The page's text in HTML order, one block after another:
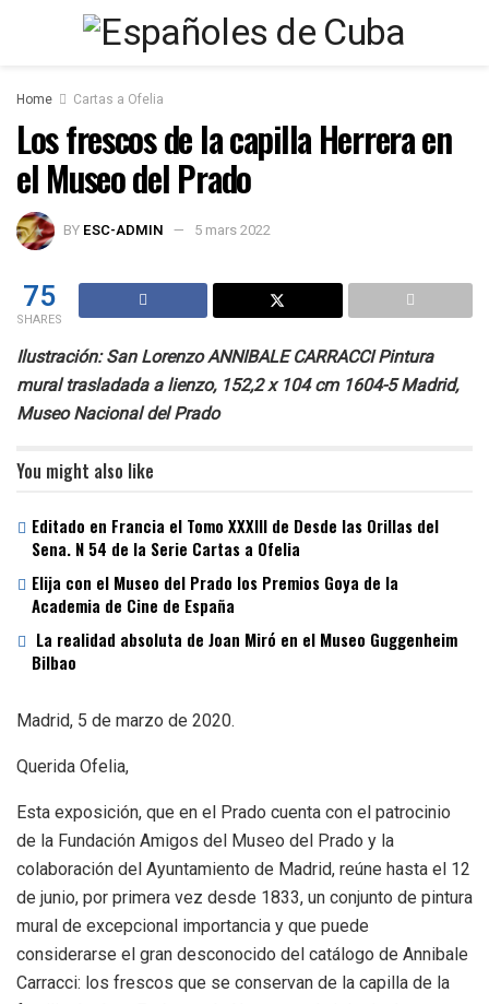
Home Cartas a Ofelia
Los frescos de la capilla Herrera en
el Museo del Prado
BY ESC-ADMIN 5 mars 2022
75
SHARES
Ilustración: San Lorenzo ANNIBALE CARRACCI Pintura
mural trasladada a lienzo, 152,2 x 104 cm 1604-5 Madrid,
Museo Nacional del Prado
You might also like
Editado en Francia el Tomo XXXIII de Desde las Orillas del
Sena. N 54 de la Serie Cartas a Ofelia
Elija con el Museo del Prado los Premios Goya de la
Academia de Cine de España
La realidad absoluta de Joan Miró en el Museo Guggenheim
Bilbao
Madrid, 5 de marzo de 2020.
Querida Ofelia,
Esta exposición, que en el Prado cuenta con el patrocinio
de la Fundación Amigos del Museo del Prado y la
colaboración del Ayuntamiento de Madrid, reúne hasta el 12
de junio, por primera vez desde 1833, un conjunto de pintura
mural de excepcional importancia y que puede
considerarse el gran desconocido del catálogo de Annibale
Carracci: los frescos que se conservan de la capilla de la